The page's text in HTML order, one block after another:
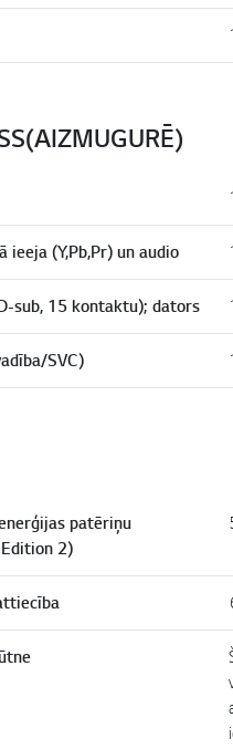
ieeja (Y,Pb,Pr) un audio
sub, 15 kontaktu); dators
SVC)
patēriņu
2)